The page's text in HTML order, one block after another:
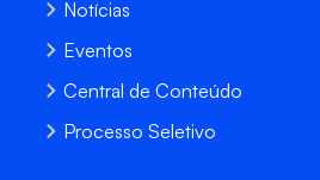
Notícias
Eventos
Central de Conteúdo
Processo Seletivo